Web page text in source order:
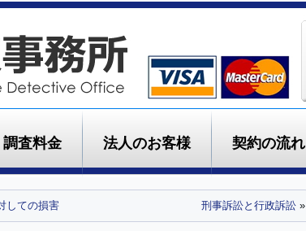
調査料金 法人のお客様 契約の流れ
しての損害 刑事訴訟と行政訴訟 »